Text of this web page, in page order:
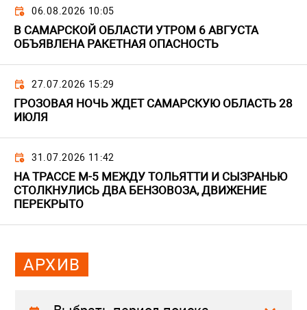
06.08.2026 10:05
В САМАРСКОЙ ОБЛАСТИ УТРОМ 6 АВГУСТА
ОБЪЯВЛЕНА РАКЕТНАЯ ОПАСНОСТЬ
27.07.2026 15:29
ГРОЗОВАЯ НОЧЬ ЖДЕТ САМАРСКУЮ ОБЛАСТЬ 28
ИЮЛЯ
31.07.2026 11:42
НА ТРАССЕ М-5 МЕЖДУ ТОЛЬЯТТИ И СЫЗРАНЬЮ
СТОЛКНУЛИСЬ ДВА БЕНЗОВОЗА, ДВИЖЕНИЕ
ПЕРЕКРЫТО
АРХИВ